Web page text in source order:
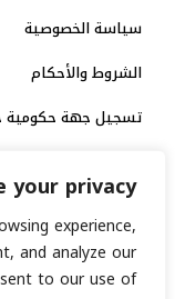
your privacy
experience,
and analyze our
to our use of
سياسة الخصوصية
الشروط والأحكام
تسجيل جهة حكومية
الاعتماد الرسمي
منصة
انشر خبرك